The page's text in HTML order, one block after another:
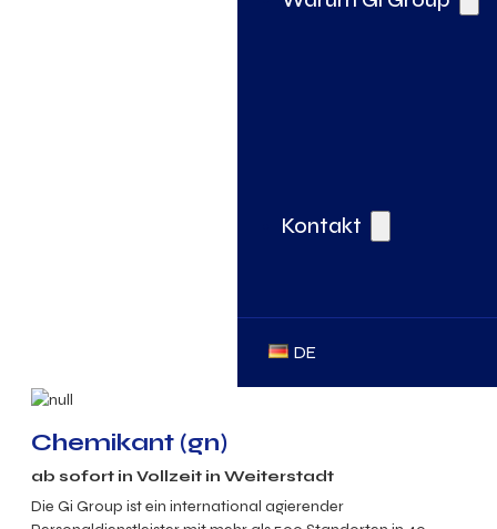
Kontakt
DE
Chemikant (gn)
ab sofort in Vollzeit in Weiterstadt
Die Gi Group ist ein international agierender